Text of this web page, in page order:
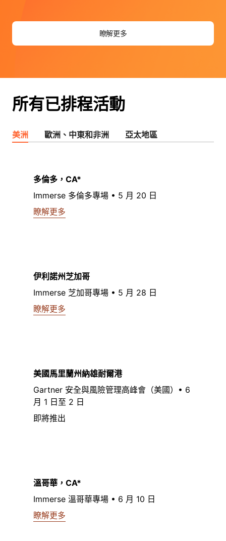
瞭解更多
所有已排程活動
美洲 歐洲、中東和非洲 亞太地區
多倫多，CA*
Immerse 多倫多專場 • 5 月 20 日
瞭解更多
伊利諾州芝加哥
Immerse 芝加哥專場 • 5 月 28 日
瞭解更多
美國馬里蘭州納雄耐爾港
Gartner 安全與風險管理高峰會（美國）• 6
月 1 日至 2 日
即將推出
溫哥華，CA*
Immerse 溫哥華專場 • 6 月 10 日
瞭解更多